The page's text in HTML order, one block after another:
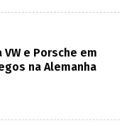
VW e Porsche em
na Alemanha